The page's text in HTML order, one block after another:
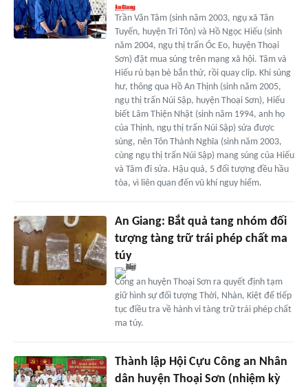
Trần Văn Tâm (sinh năm 2003, ngụ xã Tân
Tuyến, huyện Tri Tôn) và Hồ Ngọc Hiếu (sinh
năm 2004, ngụ thị trấn Óc Eo, huyện Thoại
Sơn) đặt mua súng trên mạng xã hội. Tâm và
Hiếu rủ bạn bè bắn thử, rồi quay clip. Khi súng
hư, thông qua Hồ An Thịnh (sinh năm 2005,
ngụ thị trấn Núi Sập, huyện Thoại Sơn), Hiếu
biết Lâm Thiện Nhật (sinh năm 1994, anh họ
của Thịnh, ngụ thị trấn Núi Sập) sửa được
súng, nên Tôn Thành Nghĩa (sinh năm 2003,
cùng ngụ thị trấn Núi Sập) mang súng của Hiếu
và Tâm đi sửa. Hậu quả, 5 đối tượng đều hầu
tòa, vì liên quan đến vũ khí nguy hiểm.
An Giang: Bắt quả tang nhóm đối
tượng tàng trữ trái phép chất ma
túy
Công an huyện Thoại Sơn ra quyết định tạm
giữ hình sự đối tượng Thời, Nhàn, Kiệt để tiếp
tục điều tra về hành vi tàng trữ trái phép chất
ma túy.
Thành lập Hội Cựu Công an Nhân
dân huyện Thoại Sơn (nhiệm kỳ